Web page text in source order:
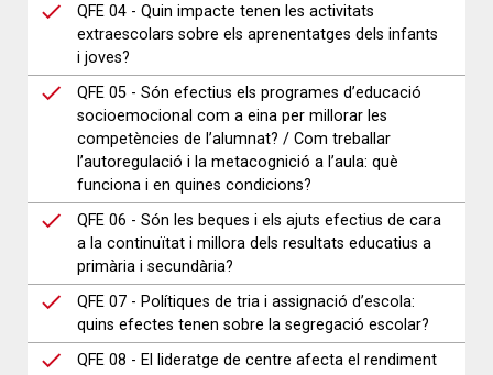
QFE 04 - Quin impacte tenen les activitats
extraescolars sobre els aprenentatges dels infants
i joves?
QFE 05 - Són efectius els programes d’educació
socioemocional com a eina per millorar les
competències de l’alumnat? / Com treballar
l’autoregulació i la metacognició a l’aula: què
funciona i en quines condicions?
QFE 06 - Són les beques i els ajuts efectius de cara
a la continuïtat i millora dels resultats educatius a
primària i secundària?
QFE 07 - Polítiques de tria i assignació d’escola:
quins efectes tenen sobre la segregació escolar?
QFE 08 - El lideratge de centre afecta el rendiment